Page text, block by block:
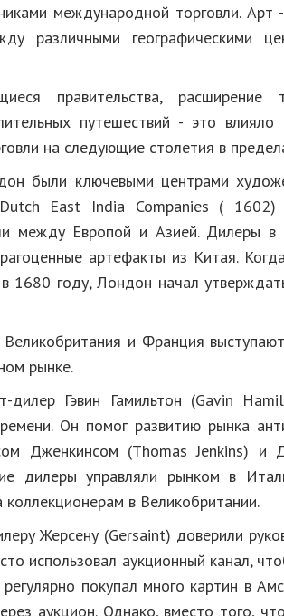
международной торговли. Арт
различными географическими
правительства, расширение
путешествий - это
на следующие столетия в
были ключевыми центрами
East India Companies ( 1602)
между Европой и Азией. Дилеры в
артефакты из Китая.
1680 году, Лондон начал
и Франция
рынке.
дилер Гэвин Гамильтон (Gavin
Он помог развитию рынка
Дженкинсом (Thomas Jenkins) и
дилеры управляли рынком в
в Великобритании.
Жерсену (Gersaint) доверили
использовал аукционный канал,
покупал много картин в
аукцион. Однако, вместо того,